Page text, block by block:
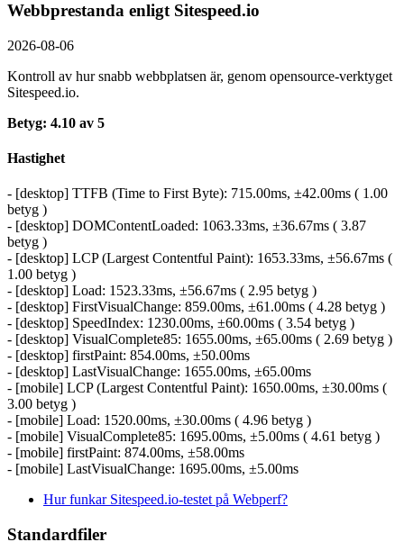
Webbprestanda enligt Sitespeed.io
2026-08-06
Kontroll av hur snabb webbplatsen är, genom opensource-verktyget
Sitespeed.io.
Betyg: 4.10 av 5
Hastighet
- [desktop] TTFB (Time to First Byte): 715.00ms, ±42.00ms ( 1.00
betyg )
- [desktop] DOMContentLoaded: 1063.33ms, ±36.67ms ( 3.87
betyg )
- [desktop] LCP (Largest Contentful Paint): 1653.33ms, ±56.67ms (
1.00 betyg )
- [desktop] Load: 1523.33ms, ±56.67ms ( 2.95 betyg )
- [desktop] FirstVisualChange: 859.00ms, ±61.00ms ( 4.28 betyg )
- [desktop] SpeedIndex: 1230.00ms, ±60.00ms ( 3.54 betyg )
- [desktop] VisualComplete85: 1655.00ms, ±65.00ms ( 2.69 betyg )
- [desktop] firstPaint: 854.00ms, ±50.00ms
- [desktop] LastVisualChange: 1655.00ms, ±65.00ms
- [mobile] LCP (Largest Contentful Paint): 1650.00ms, ±30.00ms (
3.00 betyg )
- [mobile] Load: 1520.00ms, ±30.00ms ( 4.96 betyg )
- [mobile] VisualComplete85: 1695.00ms, ±5.00ms ( 4.61 betyg )
- [mobile] firstPaint: 874.00ms, ±58.00ms
- [mobile] LastVisualChange: 1695.00ms, ±5.00ms
Hur funkar Sitespeed.io-testet på Webperf?
Standardfiler